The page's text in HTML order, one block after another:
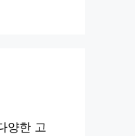
양한 고